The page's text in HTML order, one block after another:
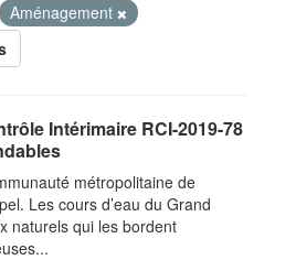
Aménagement
Intérimaire RCI-2019-78
métropolitaine de
Les cours d’eau du Grand
naturels qui les bordent